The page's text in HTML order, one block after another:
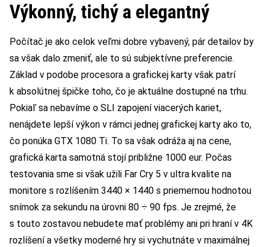
Výkonný, tichý a elegantný
Počítač je ako celok veľmi dobre vybavený, pár detailov by
sa však dalo zmeniť, ale to sú subjektívne preferencie.
Základ v podobe procesora a grafickej karty však patrí
k absolútnej špičke toho, čo je aktuálne dostupné na trhu.
Pokiaľ sa nebavíme o SLI zapojení viacerých kariet,
nenájdete lepší výkon v rámci jednej grafickej karty ako to,
čo ponúka GTX 1080 Ti. To sa však odráža aj na cene,
grafická karta samotná stojí približne 1000 eur. Počas
testovania sme si však užili Far Cry 5 v ultra kvalite na
monitore s rozlíšením 3440 × 1440 s priemernou hodnotou
snímok za sekundu na úrovni 80 ÷ 90 fps. Je zrejmé, že
s touto zostavou nebudete mať problémy ani pri hraní v 4K
rozlíšení a všetky moderné hry si vychutnáte v maximálnej